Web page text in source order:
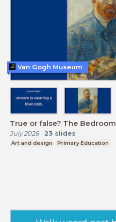
True or false? The Bedroom
July 2026- 23 slides
Art and design Primary Education
Van Gogh Museum